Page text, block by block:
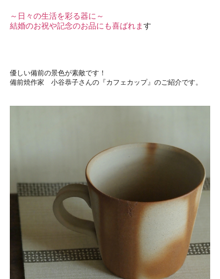
～日々の生活を彩る器に～
結婚のお祝や記念のお品にも喜ばれま す
優しい備前の景色が素敵です！
備前焼作家 小谷恭子さんの『カフェカップ』のご紹介です。